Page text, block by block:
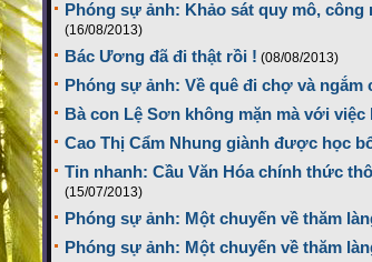
Phóng sự ảnh: Khảo sát quy mô,
(16/08/2013)
Bác Ương đã đi thật rồi ! (08/08/2013)
Phóng sự ảnh: Về quê đi chợ và ngắm
Bà con Lệ Sơn không mặn mà với việc
Cao Thị Cẩm Nhung giành được học
Tin nhanh: Cầu Văn Hóa chính thức
(15/07/2013)
Phóng sự ảnh: Một chuyến về thăm
Phóng sự ảnh: Một chuyến về thăm